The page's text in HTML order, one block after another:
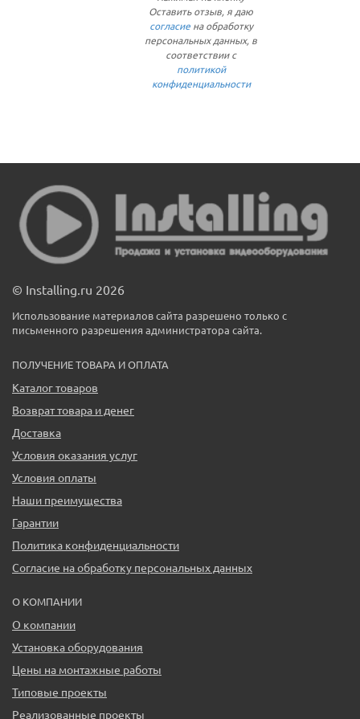
Оставить отзыв, я даю
согласиена обработку
персональных данных, в
соответствии с
политикой
конфиденциальности
© Installing.ru 2026
Использование материалов сайта разрешено только с
письменного разрешения администратора сайта.
ПОЛУЧЕНИЕ ТОВАРА И ОПЛАТА
Каталог товаров
Возврат товара и денег
Доставка
Условия оказания услуг
Условия оплаты
Наши преимущества
Гарантии
Политика конфиденциальности
Согласие на обработку персональных данных
О КОМПАНИИ
О компании
Установка оборудования
Цены на монтажные работы
Типовые проекты
Реализованные проекты